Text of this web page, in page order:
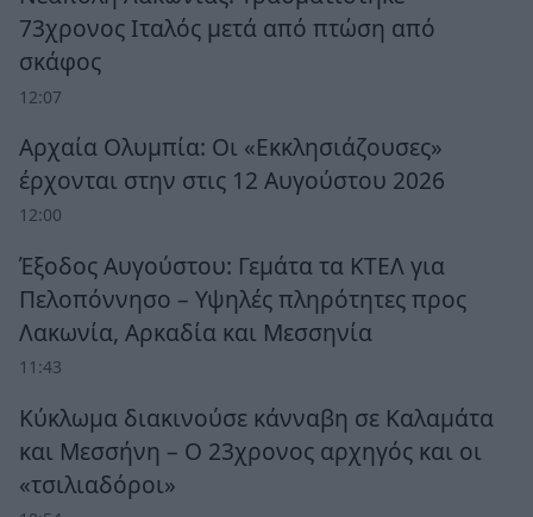
73χρονος Ιταλός μετά από πτώση από
σκάφος
12:07
Αρχαία Ολυμπία: Οι «Εκκλησιάζουσες»
έρχονται στην στις 12 Αυγούστου 2026
12:00
Έξοδος Αυγούστου: Γεμάτα τα ΚΤΕΛ για
Πελοπόννησο – Υψηλές πληρότητες προς
Λακωνία, Αρκαδία και Μεσσηνία
11:43
Κύκλωμα διακινούσε κάνναβη σε Καλαμάτα
και Μεσσήνη – Ο 23χρονος αρχηγός και οι
«τσιλιαδόροι»